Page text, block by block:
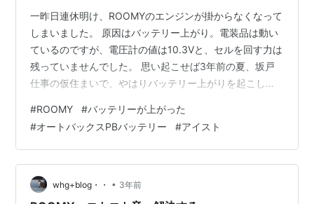
一昨日連休明け、ROOMYのエンジンが掛からなくなって
しまいました。 原因はバッテリー上がり。電装品は動い
ているのですが、電圧計の値は10.3Vと、セルを回す力は
残っていませんでした。 思い起こせば3年前の夏、坂戸
仕事の仮住まいで、やはりバッテリー上がりを起こして
開けて閉めようとしたら途中で止まってしまった。
whgblog.com 今回は2日乗らずの後、スライドドアの開
閉で最後の力を使い切ってしまった模様。朝晩の気温も
下がっていましたしね・・・ 仕方なくJAFにレスキュー
要請。1時間ほどで来てくれて、ジャンプスタートで事な
きを得ましたが、その…
#ROOMY #バッテリーが上がった
#オートバックスPBバッテリー #アイスト
whg+blog・・ • 3年前